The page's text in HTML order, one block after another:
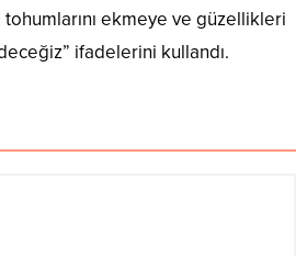
ekmeye ve güzellikleri
ifadelerini kullandı.